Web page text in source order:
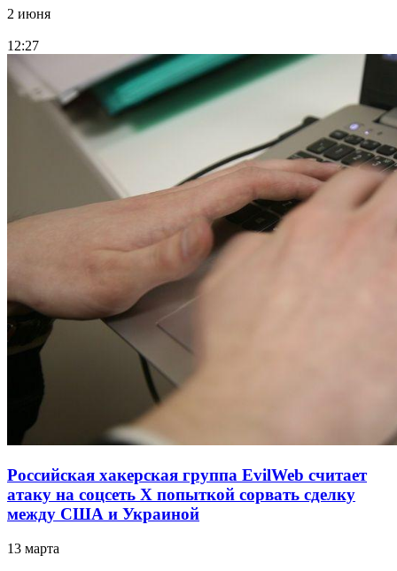
2 июня
12:27
Российская хакерская группа EvilWeb считает
атаку на соцсеть Х попыткой сорвать сделку
между США и Украиной
13 марта